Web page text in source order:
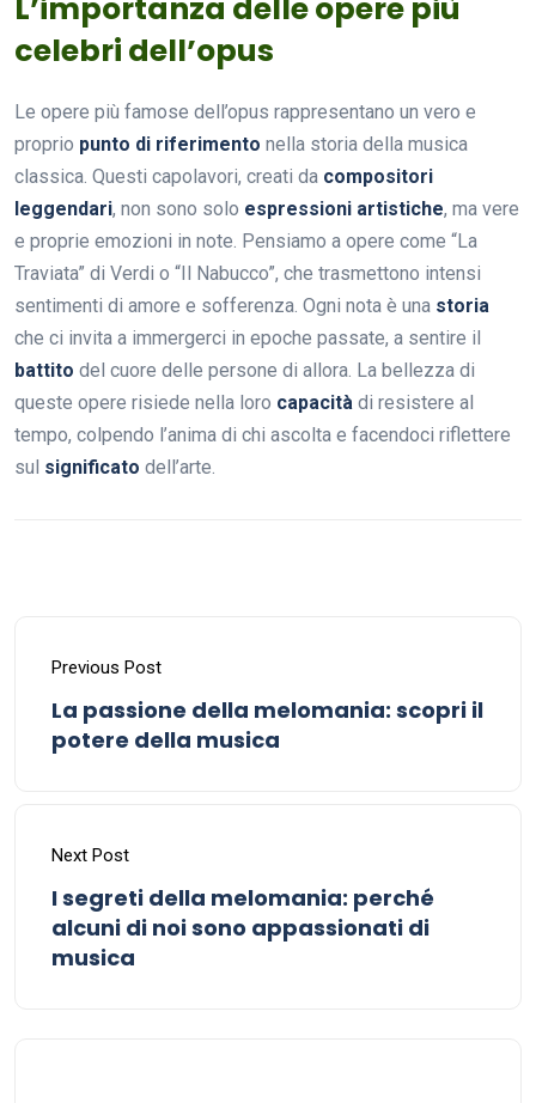
L’importanza delle opere più
celebri dell’opus
Le opere più famose dell’opus rappresentano un vero e
proprio punto di riferimento nella storia della musica
classica. Questi capolavori, creati da compositori
leggendari, non sono solo espressioni artistiche, ma vere
e proprie emozioni in note. Pensiamo a opere come “La
Traviata” di Verdi o “Il Nabucco”, che trasmettono intensi
sentimenti di amore e sofferenza. Ogni nota è una storia
che ci invita a immergerci in epoche passate, a sentire il
battito del cuore delle persone di allora. La bellezza di
queste opere risiede nella loro capacità di resistere al
tempo, colpendo l’anima di chi ascolta e facendoci riflettere
sul significato dell’arte.
Previous Post
La passione della melomania: scopri il
potere della musica
Next Post
I segreti della melomania: perché
alcuni di noi sono appassionati di
musica